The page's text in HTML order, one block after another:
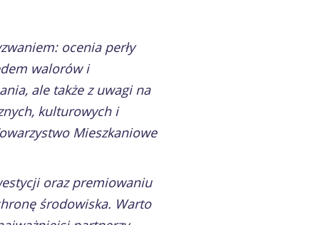
ocenia perły
walorów i
ale także z uwagi na
kulturowych i
Mieszkaniowe
oraz premiowaniu
środowiska. Warto